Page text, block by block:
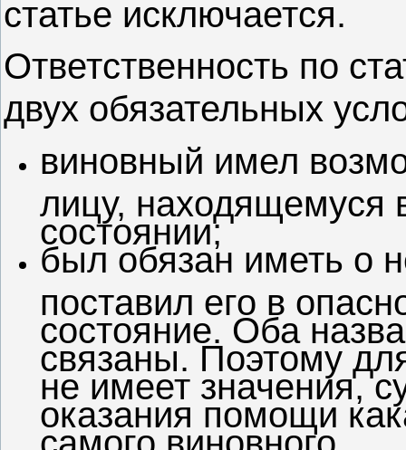
статье исключается.
Ответственность по
двух обязательных
виновный имел
лицу, находящемуся
состоянии;
был обязан иметь о
поставил его в
состояние. Оба
связаны. Поэтому
не имеет значения,
оказания помощи
самого виновного.